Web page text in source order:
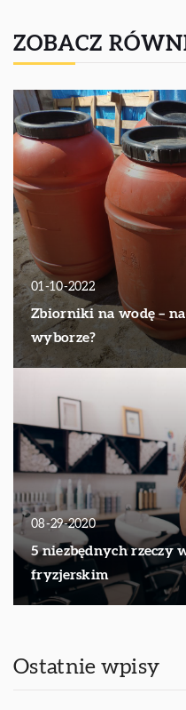
ZOBACZ
01-10-2022
Zbiorniki na wodę –
wyborze?
08-29-2020
5 niezbędnych rzeczy
fryzjerskim
Ostatnie wpisy